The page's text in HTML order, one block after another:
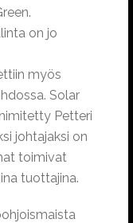
on jo
myös
Solar
Petteri
johtajaksi on
toimivat
tuottajina.